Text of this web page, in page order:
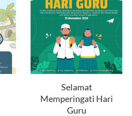
Selamat
Memperingati Hari
Guru